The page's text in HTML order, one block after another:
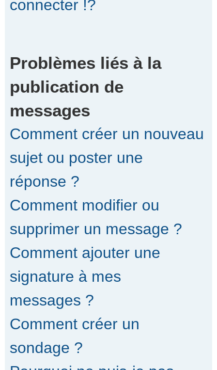
connecter !?
Problèmes liés à la
publication de
messages
Comment créer un nouveau
sujet ou poster une
réponse ?
Comment modifier ou
supprimer un message ?
Comment ajouter une
signature à mes
messages ?
Comment créer un
sondage ?